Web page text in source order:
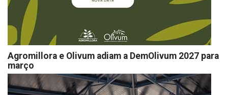
Agromillora e Olivum adiam a DemOlivum 2027 para
março